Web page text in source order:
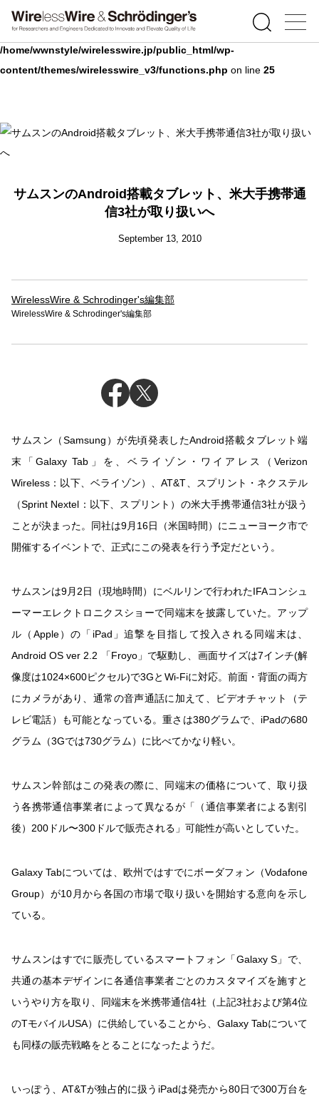
Warning: Undefined array key 0 in
/home/wwnstyle/wirelesswire.jp/public_html/wp-
content/themes/wirelesswire_v3/functions.php on line 25
サムスンのAndroid搭載タブレット、米大手携帯通
信3社が取り扱いへ
September 13, 2010
WirelessWire & Schrodinger's編集部
WirelessWire & Schrodinger's編集部
サムスン（Samsung）が先頃発表したAndroid搭載タブレット端
末「Galaxy Tab」を、ベライゾン・ワイアレス（Verizon
Wireless：以下、ベライゾン）、AT&T、スプリント・ネクステル
（Sprint Nextel：以下、スプリント）の米大手携帯通信3社が扱う
ことが決まった。同社は9月16日（米国時間）にニューヨーク市で
開催するイベントで、正式にこの発表を行う予定だという。
サムスンは9月2日（現地時間）にベルリンで行われたIFAコンシュ
ーマーエレクトロニクスショーで同端末を披露していた。アップ
ル（Apple）の「iPad」追撃を目指して投入される同端末は、
Android OS ver 2.2 「Froyo」で駆動し、画面サイズは7インチ(解
像度は1024×600ピクセル)で3GとWi-Fiに対応。前面・背面の両方
にカメラがあり、通常の音声通話に加えて、ビデオチャット（テ
レビ電話）も可能となっている。重さは380グラムで、iPadの680
グラム（3Gでは730グラム）に比べてかなり軽い。
サムスン幹部はこの発表の際に、同端末の価格について、取り扱
う各携帯通信事業者によって異なるが「（通信事業者による割引
後）200ドル〜300ドルで販売される」可能性が高いとしていた。
Galaxy Tabについては、欧州ではすでにボーダフォン（Vodafone
Group）が10月から各国の市場で取り扱いを開始する意向を示し
ている。
サムスンはすでに販売しているスマートフォン「Galaxy S」で、
共通の基本デザインに各通信事業者ごとのカスタマイズを施すと
いうやり方を取り、同端末を米携帯通信4社（上記3社および第4位
のTモバイルUSA）に供給していることから、Galaxy Tabについて
も同様の販売戦略をとることになったようだ。
いっぽう、AT&Tが独占的に扱うiPadは発売から80日で300万台を